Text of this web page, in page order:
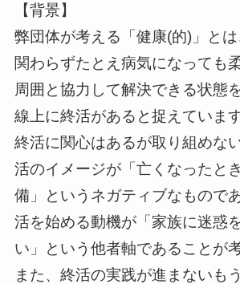
【背景】
弊団体が考える「健康(的)」と
関わらずたとえ病気になっても
周囲と協力して解決できる状態
線上に終活があると捉えていま
終活に関心はあるが取り組めな
活のイメージが「亡くなったと
備」というネガティブなもので
活を始める動機が「家族に迷惑
い」という他者軸であることが
また、終活の実践が進まないも